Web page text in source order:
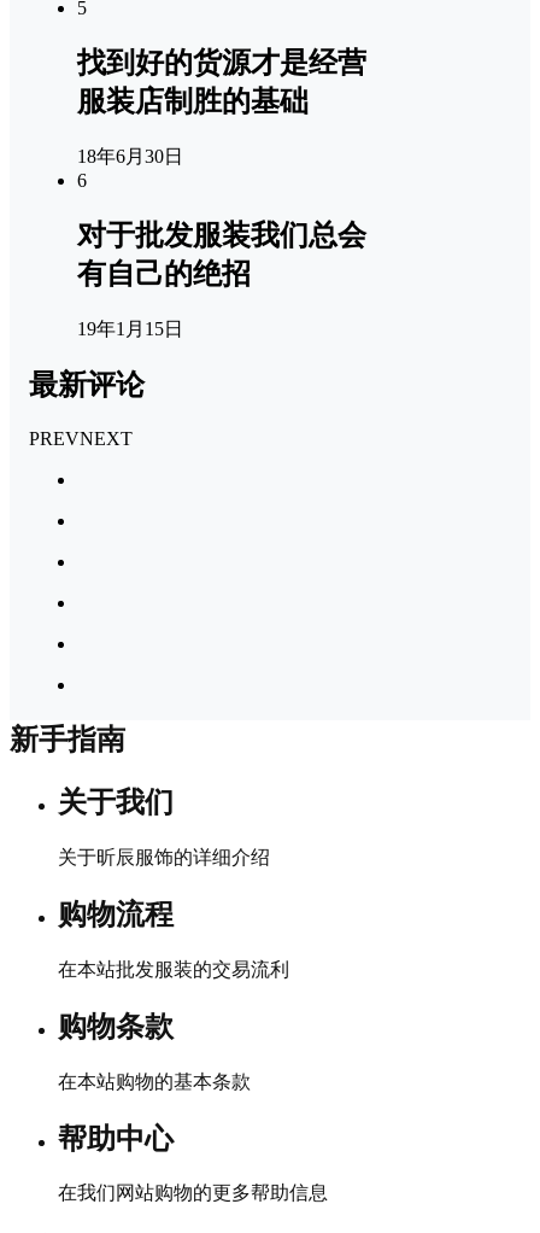
5
找到好的货源才是经营
服装店制胜的基础
18年6月30日
6
对于批发服装我们总会
有自己的绝招
19年1月15日
最新评论
PREVNEXT
新手指南
关于我们
关于昕辰服饰的详细介绍
购物流程
在本站批发服装的交易流利
购物条款
在本站购物的基本条款
帮助中心
在我们网站购物的更多帮助信息